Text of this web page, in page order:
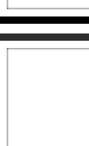
de cultura.